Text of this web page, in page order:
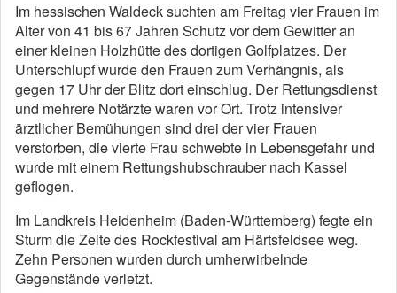
Im hessischen Waldeck suchten am Freitag vier Frauen im
Alter von 41 bis 67 Jahren Schutz vor dem Gewitter an
einer kleinen Holzhütte des dortigen Golfplatzes. Der
Unterschlupf wurde den Frauen zum Verhängnis, als
gegen 17 Uhr der Blitz dort einschlug. Der Rettungsdienst
und mehrere Notärzte waren vor Ort. Trotz intensiver
ärztlicher Bemühungen sind drei der vier Frauen
verstorben, die vierte Frau schwebte in Lebensgefahr und
wurde mit einem Rettungshubschrauber nach Kassel
geflogen.
Im Landkreis Heidenheim (Baden-Württemberg) fegte ein
Sturm die Zelte des Rockfestival am Härtsfeldsee weg.
Zehn Personen wurden durch umherwirbelnde
Gegenstände verletzt.